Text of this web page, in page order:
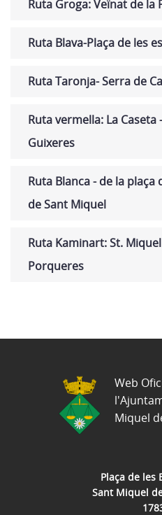
Ruta Groga: Veïnat de la
Ruta Blava-Plaça de les
Ruta Taronja- Serra de
Ruta vermella: La
Guixeres
Ruta Blanca - de la plaça
de Sant Miquel
Ruta Kaminart: St.
Porqueres
Plaça de les
Sant Miquel
Web
Miquel